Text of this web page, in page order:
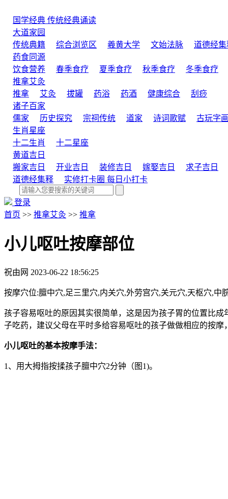
国学经典 传统经典诵读
大道家园
传统典籍
综合浏览区 羲黄大学 文始法脉
道德经集
药食同源
饮食营养
春季食疗 夏季食疗 秋季食疗
冬季食疗
推拿艾灸
推拿
艾灸 拔罐 药浴 药酒 健康综合
刮痧
诸子百家
儒家
历史探究 宗祠传统 道家 诗词歌赋
古玩字
生肖星座
十二生肖
十二星座
黄道吉日
搬家吉日
开业吉日 装修吉日 嫁娶吉日
求子吉日
道德经集释
实修打卡圈 每日小打卡
登录
首页 >> 推拿艾灸 >> 推拿
小儿呕吐按摩部位
祝由网 2023-06-22 18:56:25
按摩穴位:膻中穴,足三里穴,内关穴,外劳宫穴,关元穴,天枢穴,中
孩子容易呕吐的原因其实很简单，这是因为孩子胃的位置比
子吃药，建议父母在平时多给容易呕吐的孩子做做相应的按
小儿呕吐的基本按摩手法：
1、用大拇指按揉孩子膻中穴2分钟（图1)。